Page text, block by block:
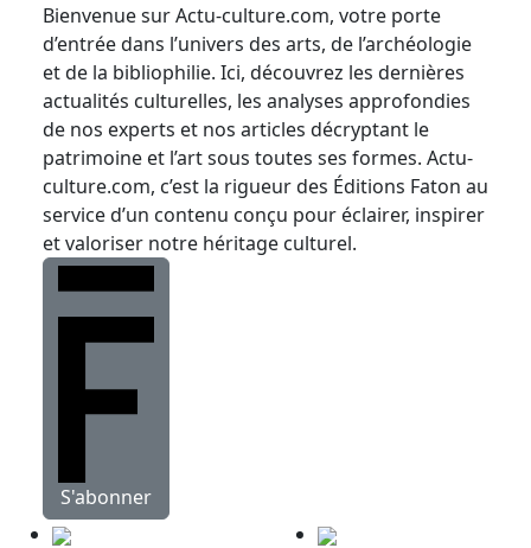
Bienvenue sur Actu-culture.com, votre porte
d’entrée dans l’univers des arts, de l’archéologie
et de la bibliophilie. Ici, découvrez les dernières
actualités culturelles, les analyses approfondies
de nos experts et nos articles décryptant le
patrimoine et l’art sous toutes ses formes. Actu-
culture.com, c’est la rigueur des Éditions Faton au
service d’un contenu conçu pour éclairer, inspirer
et valoriser notre héritage culturel.
S'abonner